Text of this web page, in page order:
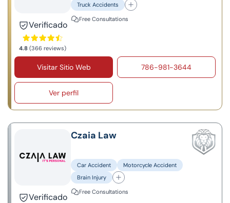
Verificado
4.8 (366 reviews)
Truck Accidents
Free Consultations
Visitar Sitio Web 786-981-3644
Ver perfil
Verificado
Czaia Law
Car Accident
Motorcycle Accident
Brain Injury
Free Consultations